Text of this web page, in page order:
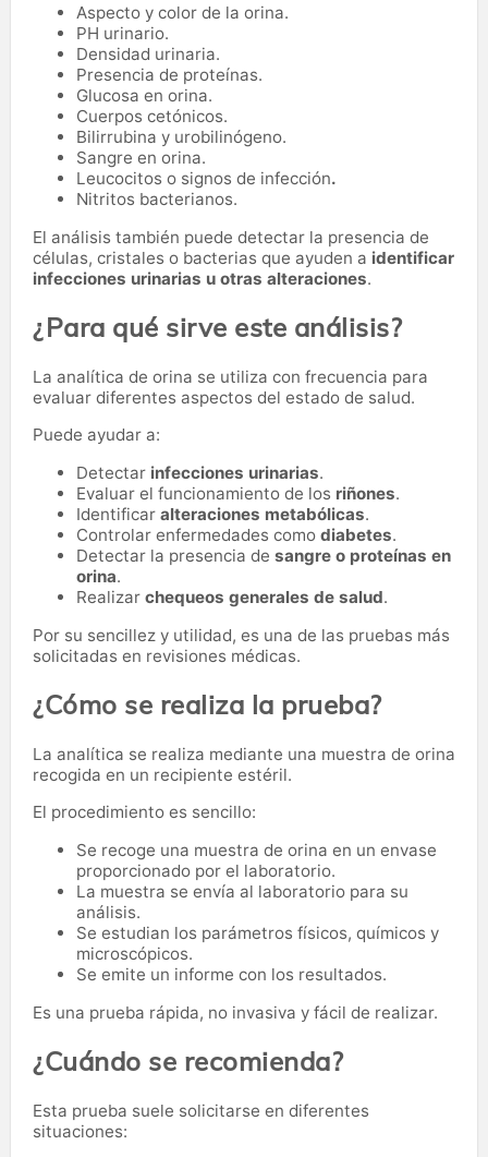
Aspecto y color de la orina.
PH urinario.
Densidad urinaria.
Presencia de proteínas.
Glucosa en orina.
Cuerpos cetónicos.
Bilirrubina y urobilinógeno.
Sangre en orina.
Leucocitos o signos de infección.
Nitritos bacterianos.
El análisis también puede detectar la presencia de
células, cristales o bacterias que ayuden a identificar
infecciones urinarias u otras alteraciones.
¿Para qué sirve este análisis?
La analítica de orina se utiliza con frecuencia para
evaluar diferentes aspectos del estado de salud.
Puede ayudar a:
Detectar infecciones urinarias.
Evaluar el funcionamiento de los riñones.
Identificar alteraciones metabólicas.
Controlar enfermedades como diabetes.
Detectar la presencia de sangre o proteínas en
orina.
Realizar chequeos generales de salud.
Por su sencillez y utilidad, es una de las pruebas más
solicitadas en revisiones médicas.
¿Cómo se realiza la prueba?
La analítica se realiza mediante una muestra de orina
recogida en un recipiente estéril.
El procedimiento es sencillo:
Se recoge una muestra de orina en un envase
proporcionado por el laboratorio.
La muestra se envía al laboratorio para su
análisis.
Se estudian los parámetros físicos, químicos y
microscópicos.
Se emite un informe con los resultados.
Es una prueba rápida, no invasiva y fácil de realizar.
¿Cuándo se recomienda?
Esta prueba suele solicitarse en diferentes
situaciones: